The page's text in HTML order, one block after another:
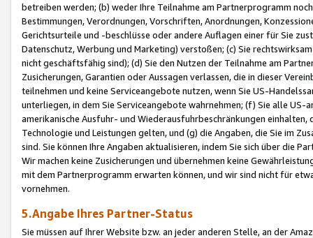
betreiben werden; (b) weder Ihre Teilnahme am Partnerprogramm
Bestimmungen, Verordnungen, Vorschriften, Anordnungen,
Gerichtsurteile und -beschlüsse oder andere Auflagen einer für Sie
Datenschutz, Werbung und Marketing) verstoßen; (c) Sie
nicht geschäftsfähig sind); (d) Sie den Nutzen der Teilnahme am
Zusicherungen, Garantien oder Aussagen verlassen, die in dieser
teilnehmen und keine Serviceangebote nutzen, wenn Sie US-
unterliegen, in dem Sie Serviceangebote wahrnehmen; (f) Sie alle
amerikanische Ausfuhr- und Wiederausfuhrbeschränkungen
Technologie und Leistungen gelten, und (g) die Angaben, die Sie im
sind. Sie können Ihre Angaben aktualisieren, indem Sie sich über die
Wir machen keine Zusicherungen und übernehmen keine
mit dem Partnerprogramm erwarten können, und wir sind nicht für
vornehmen.
5.Angabe Ihres Partner-Status
Sie müssen auf Ihrer Website bzw. an jeder anderen Stelle, an der